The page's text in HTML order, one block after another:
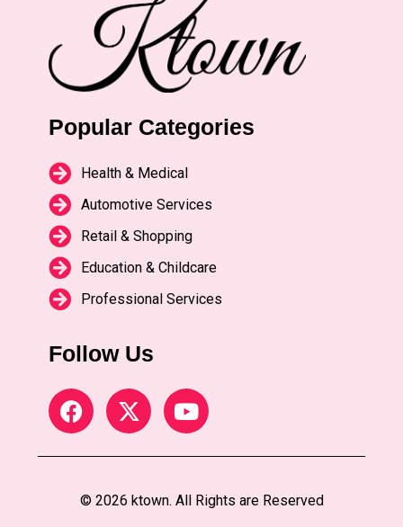
Popular Categories
Health & Medical
Automotive Services
Retail & Shopping
Education & Childcare
Professional Services
Follow Us
© 2026 ktown. All Rights are Reserved